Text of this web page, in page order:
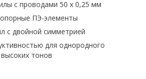
с проводами 50 x 0,25 мм
ПЭ-элементы
с двойной симметрией
для однородного
тонов